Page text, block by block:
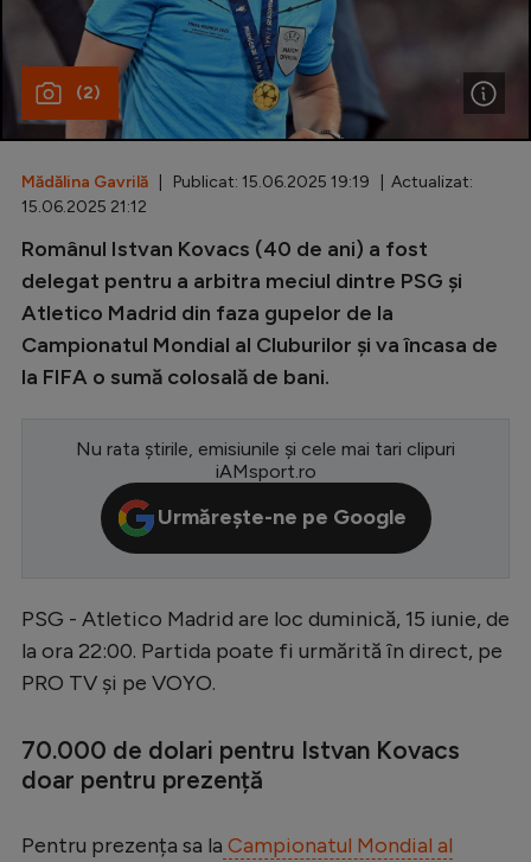
Fotbal feminin
Special
Diverse
Inedit
Clasamente
Champions League
Europa League
CM 2026
Premier League
LaLiga
Bundesliga
Ligue 1
Starurile fotbalului
EURO 2024
Stranieri
(2)
Mădălina Gavrilă | Publicat: 15.06.2025 19:19 | Actualizat:
15.06.2025 21:12
Românul Istvan Kovacs (40 de ani) a fost
delegat pentru a arbitra meciul dintre PSG și
Atletico Madrid din faza gupelor de la
Campionatul Mondial al Cluburilor și va încasa de
la FIFA o sumă colosală de bani.
Nu rata știrile, emisiunile și cele mai tari clipuri
iAMsport.ro
Urmărește-ne pe Google
PSG - Atletico Madrid are loc duminică, 15 iunie, de
la ora 22:00. Partida poate fi urmărită în direct, pe
PRO TV și pe VOYO.
70.000 de dolari pentru Istvan Kovacs
doar pentru prezență
Pentru prezența sa la Campionatul Mondial al